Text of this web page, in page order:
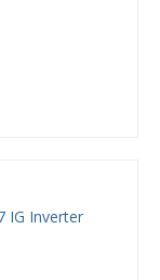
IG Inverter